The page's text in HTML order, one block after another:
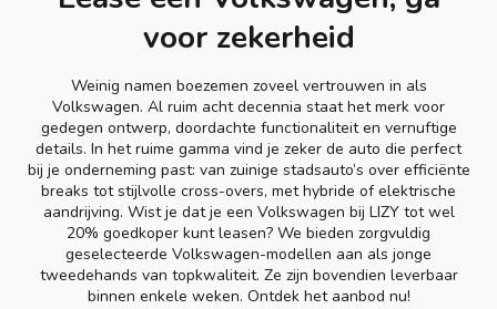
voor zekerheid
Weinig namen boezemen zoveel vertrouwen in als
Volkswagen. Al ruim acht decennia staat het merk voor
gedegen ontwerp, doordachte functionaliteit en vernuftige
details. In het ruime gamma vind je zeker de auto die perfect
bij je onderneming past: van zuinige stadsauto’s over efficiënte
breaks tot stijlvolle cross-overs, met hybride of elektrische
aandrijving. Wist je dat je een Volkswagen bij LIZY tot wel
20% goedkoper kunt leasen? We bieden zorgvuldig
geselecteerde Volkswagen-modellen aan als jonge
tweedehands van topkwaliteit. Ze zijn bovendien leverbaar
binnen enkele weken. Ontdek het aanbod nu!